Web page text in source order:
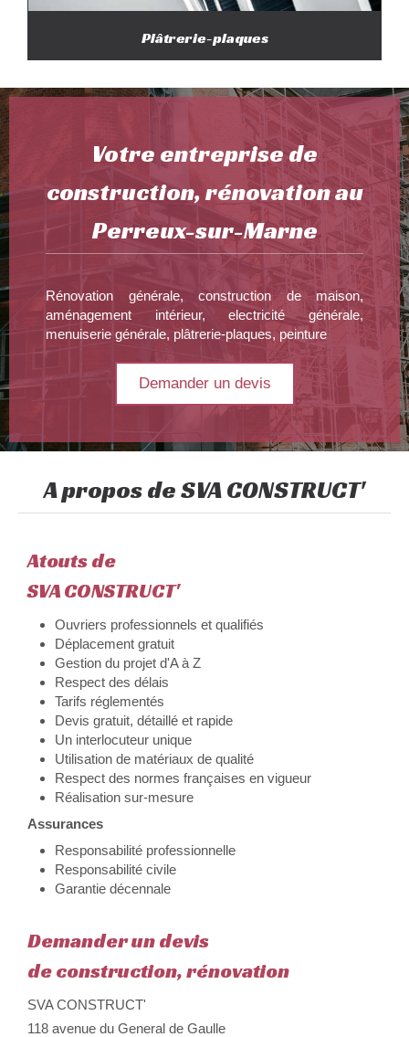
Plâtrerie-plaques
Votre entreprise de
construction, rénovation au
Perreux-sur-Marne
Rénovation générale, construction de maison,
aménagement intérieur, electricité générale,
menuiserie générale, plâtrerie-plaques, peinture
Demander un devis
A propos de SVA CONSTRUCT'
Atouts de
SVA CONSTRUCT'
Ouvriers professionnels et qualifiés
Déplacement gratuit
Gestion du projet d'A à Z
Respect des délais
Tarifs réglementés
Devis gratuit, détaillé et rapide
Un interlocuteur unique
Utilisation de matériaux de qualité
Respect des normes françaises en vigueur
Réalisation sur-mesure
Assurances
Responsabilité professionnelle
Responsabilité civile
Garantie décennale
Demander un devis
de construction, rénovation
SVA CONSTRUCT'
118 avenue du General de Gaulle